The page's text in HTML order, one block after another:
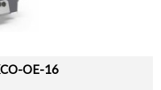
OE-16